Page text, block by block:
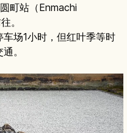
町站（Enmachi
。
场1小时，但红叶季等时
。